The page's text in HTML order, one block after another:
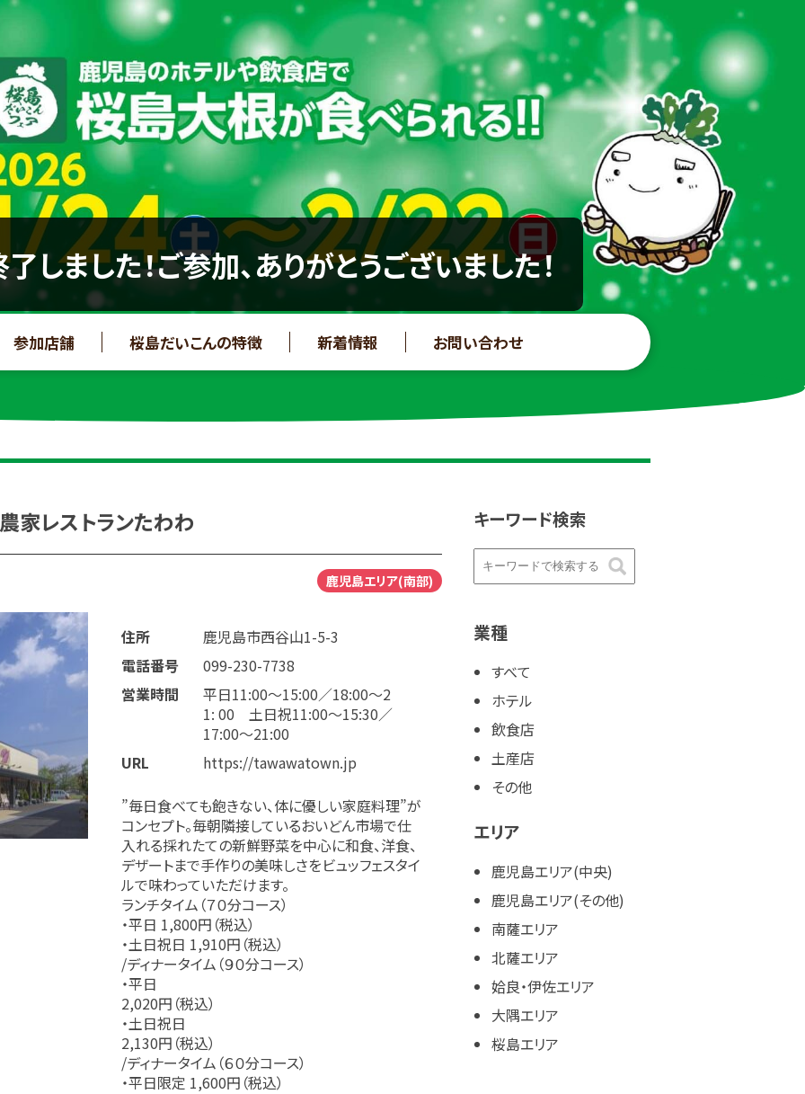
しました！ご参加、ありがとうございました！
参加店舗 桜島だいこんの特徴 新着情報 お問い合わせ
レストランたわわ
鹿児島エリア(南部)
住所
鹿児島市西谷山1-5-3
電話番号
099-230-7738
営業時間
平日11:00〜15:00／18:00～2
1: 00 土日祝11:00〜15:30／
17:00～21:00
URL
https://tawawatown.jp
”毎日食べても飽きない、体に優しい家庭料理”が
コンセプト。毎朝隣接しているおいどん市場で仕
入れる採れたての新鮮野菜を中心に和食、洋食、
デザートまで手作りの美味しさをビュッフェスタイ
ルで味わっていただけます。
ランチタイム（７０分コース）
・平日 1,800円（税込）
・土日祝日 1,910円（税込）
/ディナータイム（９０分コース）
・平日
2,020円（税込）
・土日祝日
2,130円（税込）
/ディナータイム（６０分コース）
・平日限定 1,600円（税込）
キーワード検索
業種
すべて
ホテル
飲食店
土産店
その他
エリア
鹿児島エリア(中央)
鹿児島エリア(その他)
南薩エリア
北薩エリア
姶良・伊佐エリア
大隅エリア
桜島エリア